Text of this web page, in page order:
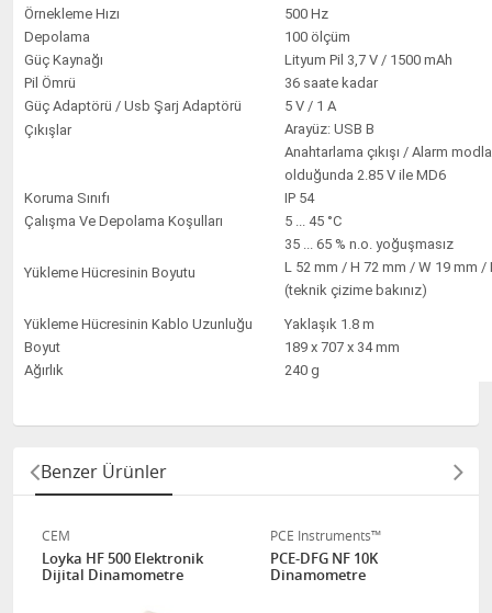
Örnekleme Hızı
500 Hz
Depolama
100 ölçüm
Güç Kaynağı
Lityum Pil 3,7 V / 1500 mAh
Pil Ömrü
36 saate kadar
Güç Adaptörü / Usb Şarj Adaptörü
5 V / 1 A
Çıkışlar
Arayüz: USB B
Anahtarlama çıkışı / Alarm
olduğunda 2.85 V ile MD6
Koruma Sınıfı
IP 54
Çalışma Ve Depolama Koşulları
5 ... 45 °C
35 ... 65 % n.o. yoğuşmasız
Yükleme Hücresinin Boyutu
L 52 mm / H 72 mm / W 19 mm
(teknik çizime bakınız)
Yükleme Hücresinin Kablo Uzunluğu
Yaklaşık 1.8 m
Boyut
189 x 707 x 34 mm
Ağırlık
240 g
Benzer Ürünler
CEM
Loyka HF 500 Elektronik
Dijital Dinamometre
PCE Instruments™
PCE-DFG NF 10K
Dinamometre